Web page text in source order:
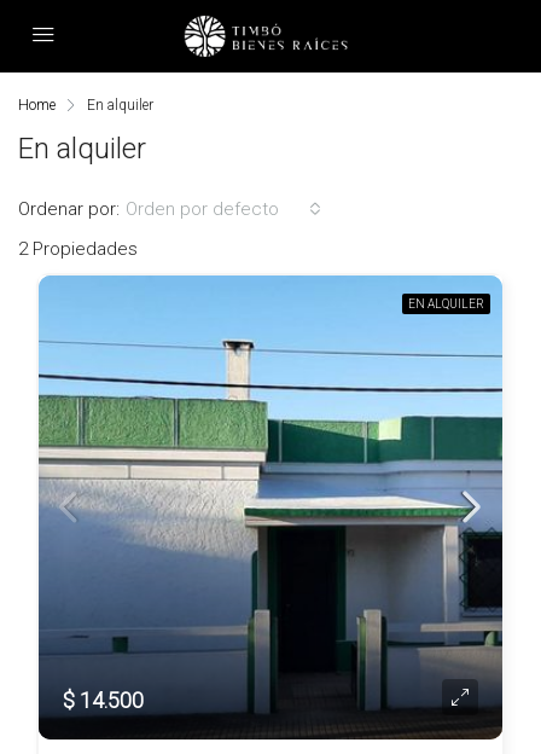
Home En alquiler
En alquiler
2 Propiedades
Ordenar por: Orden por defecto
EN ALQUILER
$ 14.500